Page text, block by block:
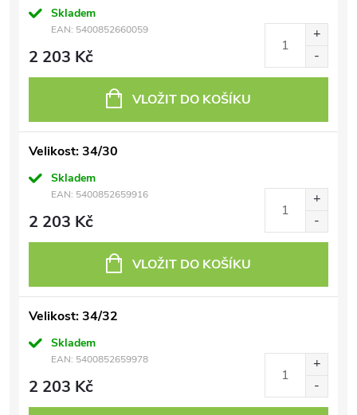
Skladem
EAN: 5400852660059
2 203 Kč
VLOŽIT DO KOŠÍKU
Velikost: 34/30
Skladem
EAN: 5400852659916
2 203 Kč
VLOŽIT DO KOŠÍKU
Velikost: 34/32
Skladem
EAN: 5400852659978
2 203 Kč